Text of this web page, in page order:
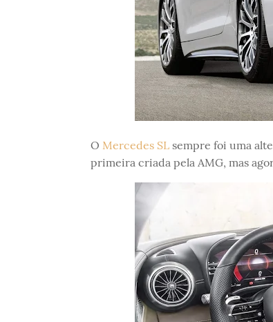
O Mercedes SLsempre foi uma
primeira criada pela AMG, mas